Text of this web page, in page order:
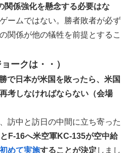
関係強化を懸念する必要はな
ームではない。勝者敗者が必ず
関係が他の犠牲を前提とするこ
ークは・・）
で日本が米国を敗ったら、米国
考しなければならない（会場
訪中と訪日の中間に立ち寄った
F-16へ米空軍KC-135が空中給
めて実施することが決定 しまし